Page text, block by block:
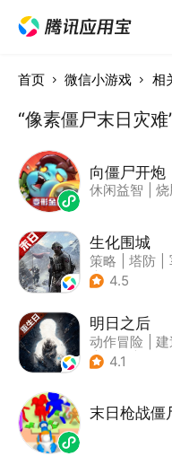
首页 微信小游戏 相
“像素僵尸末日灾
向僵尸开炮
休闲益智 烧
生化围城
策略 塔防
| 废土
4.5
明日之后
动作冒险
| 丧尸
4.1
末日枪战僵